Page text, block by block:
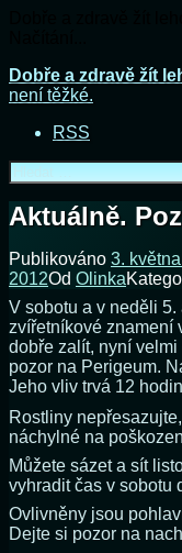
Přejít
k
webu
Dobře a zdravě žít
není těžké.
RSS
Vyhledávání
Aktuálně.
Publikováno 3.
2012Od Olinka
V sobotu a v neděli
zvířetníkové znamení
dobře zalít, nyní
pozor na Perigeum.
Jeho vliv trvá 12
Rostliny
náchylné na
Můžete sázet a sít
vyhradit čas v sobotu
Ovlivněny jsou
Dejte si pozor na